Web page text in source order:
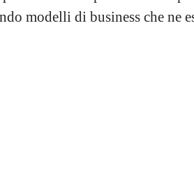
modelli di business che ne